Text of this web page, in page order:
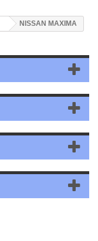
NISSAN MAXIMA